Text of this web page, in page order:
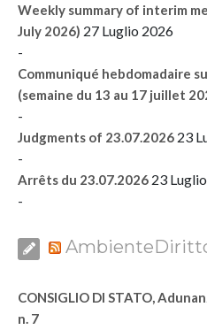
Weekly summary of interim
July 2026) 27 Luglio 2026
-
Communiqué hebdomadaire
(semaine du 13 au 17 juillet
-
Judgments of 23.07.2026 23
-
Arrêts du 23.07.2026 23
-
CONSIGLIO DI STATO,
n. 7